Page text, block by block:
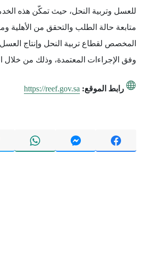
للعسل وتربية النحل، حيث تمكّن هذه
متابعة حالة الطلب والتحقق من الأهلية
المخصص لقطاع تربية النحل وإنتاج
وفق الإجراءات المعتمدة، وذلك من خلال
رابط الموقع: https://reef.gov.sa